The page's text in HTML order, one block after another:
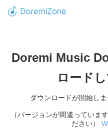
Doremi Music
ロード
ダウンロードが開始し
（バージョンが間違っていま
ださい）